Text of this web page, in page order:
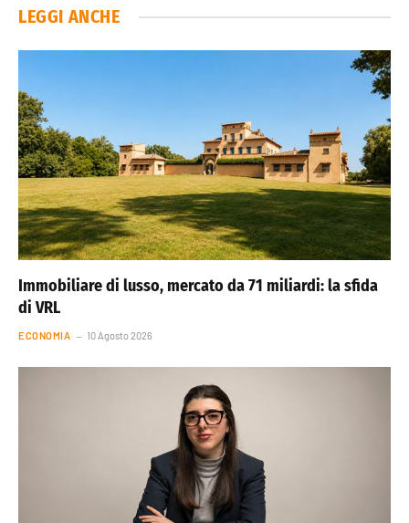
LEGGI ANCHE
Immobiliare di lusso, mercato da 71 miliardi: la sfida
di VRL
ECONOMIA 10 Agosto 2026